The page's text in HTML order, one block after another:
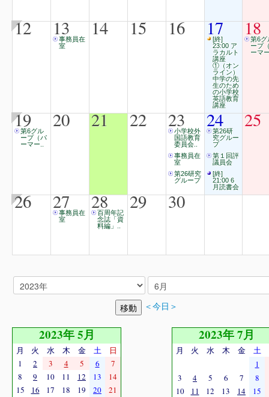
12 13
事務員在
室
14 15 16 17
[終]
23:00 ア
ラカルト
講座
①（オン
ライン）
中学の先
生のため
の小学校
英語教育
講座
18
第6グ
ープ
ーマ
19
第6グル
ープ（パ
ーマー..
20 21 22 23
小学校外
国語教育
委員会..
事務員在
室
第26研究
グループ
24
第26研
究グルー
プ
第１回評
議員会
[終]
21:00 6
月読書会
25
26 27
事務員在
室
28
百周年記
念誌「資
料編」..
29 30
＜今日＞
2023年 5月
月 火 水 木 金 土
日
1
2 3 4 5 6
7
8
9 10 11 12 13
14
15
16 17 18 19 20
21
2023年 7月
月 火 水 木 金 土
1
3
4 5 6 7
8
10
11 12 13 14 15